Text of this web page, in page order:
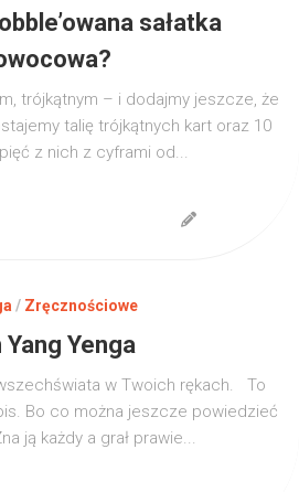
sałatka
trójkątnym – i dodajmy jeszcze, że
talię trójkątnych kart oraz 10
z nich z cyframi od...
/ Zręcznościowe
Yang Yenga
w Twoich rękach. To
Bo co można jeszcze powiedzieć
ją każdy a grał prawie...